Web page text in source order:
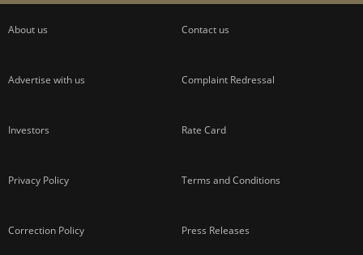
About us Contact us
Advertise with us Complaint Redressal
Investors Rate Card
Privacy Policy Terms and Conditions
Correction Policy Press Releases